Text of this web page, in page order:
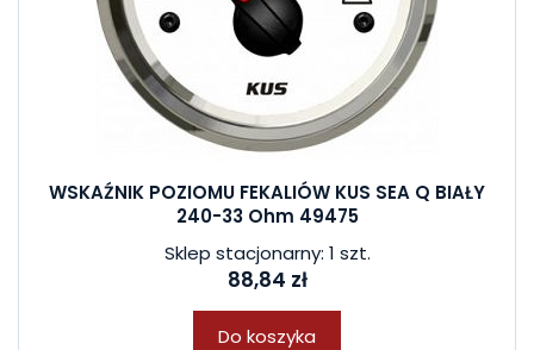
WSKAŹNIK POZIOMU FEKALIÓW KUS SEA Q BIAŁY
240-33 Ohm 49475
Sklep stacjonarny: 1 szt.
88,84 zł
Do koszyka